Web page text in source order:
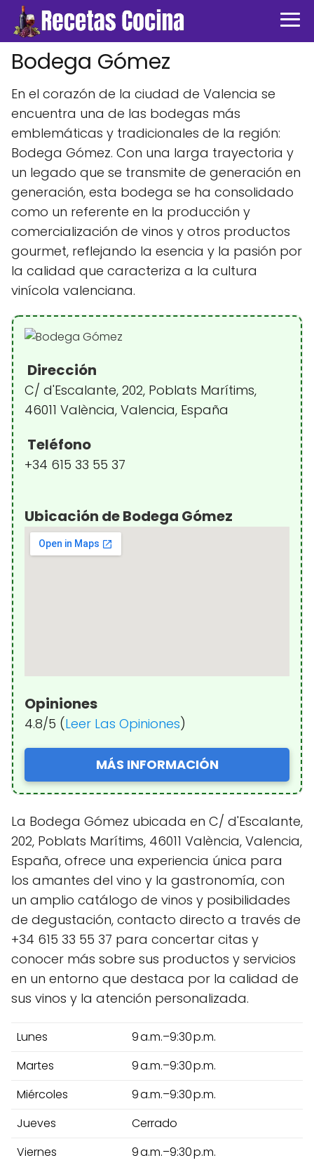
Bodega Gómez
En el corazón de la ciudad de Valencia se
encuentra una de las bodegas más
emblemáticas y tradicionales de la región:
Bodega Gómez. Con una larga trayectoria y
un legado que se transmite de generación en
generación, esta bodega se ha consolidado
como un referente en la producción y
comercialización de vinos y otros productos
gourmet, reflejando la esencia y la pasión por
la calidad que caracteriza a la cultura
vinícola valenciana.
Dirección
C/ d'Escalante, 202, Poblats Marítims,
46011 València, Valencia, España
Teléfono
+34 615 33 55 37
Ubicación de Bodega Gómez
Opiniones
4.8/5 (Leer Las Opiniones)
MÁS INFORMACIÓN
La Bodega Gómez ubicada en C/ d'Escalante,
202, Poblats Marítims, 46011 València, Valencia,
España, ofrece una experiencia única para
los amantes del vino y la gastronomía, con
un amplio catálogo de vinos y posibilidades
de degustación, contacto directo a través de
+34 615 33 55 37 para concertar citas y
conocer más sobre sus productos y servicios
en un entorno que destaca por la calidad de
sus vinos y la atención personalizada.
Lunes
9 a.m.–9:30 p.m.
Martes
9 a.m.–9:30 p.m.
Miércoles
9 a.m.–9:30 p.m.
Jueves
Cerrado
Viernes
9 a.m.–9:30 p.m.